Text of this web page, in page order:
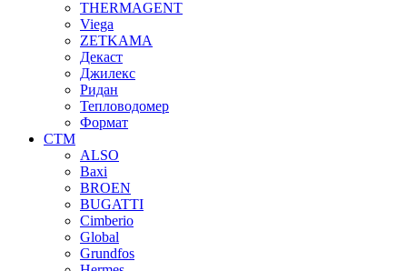
THERMAGENT
Viega
ZETKAMA
Декаст
Джилекс
Ридан
Тепловодомер
Формат
СТМ
ALSO
Baxi
BROEN
BUGATTI
Cimberio
Global
Grundfos